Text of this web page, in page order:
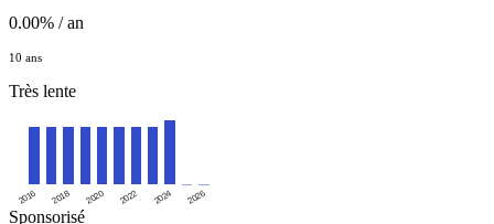
0.00% / an
10 ans
Très lente
2016 2018 2020 2022 2024 2026
Sponsorisé